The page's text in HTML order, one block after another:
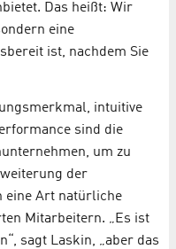
Das heißt: Wir
eine
ist, nachdem Sie
intuitive
sind die
um zu
der
eine Art natürliche
Mitarbeitern. „Es ist
sagt Laskin, „aber das